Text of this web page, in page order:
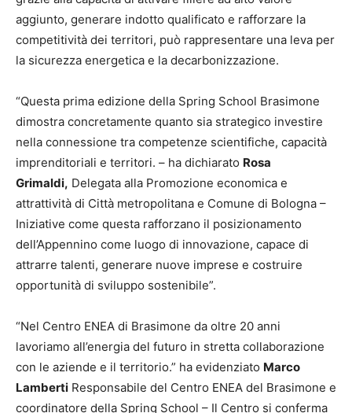
aggiunto, generare indotto qualificato e rafforzare la
competitività dei territori, può rappresentare una leva per
la sicurezza energetica e la decarbonizzazione.
“Questa prima edizione della Spring School Brasimone
dimostra concretamente quanto sia strategico investire
nella connessione tra competenze scientifiche, capacità
imprenditoriali e territori. – ha dichiarato Rosa
Grimaldi, Delegata alla Promozione economica e
attrattività di Città metropolitana e Comune di Bologna –
Iniziative come questa rafforzano il posizionamento
dell’Appennino come luogo di innovazione, capace di
attrarre talenti, generare nuove imprese e costruire
opportunità di sviluppo sostenibile”.
“Nel Centro ENEA di Brasimone da oltre 20 anni
lavoriamo all’energia del futuro in stretta collaborazione
con le aziende e il territorio.” ha evidenziato Marco
Lamberti Responsabile del Centro ENEA del Brasimone e
coordinatore della Spring School – Il Centro si conferma